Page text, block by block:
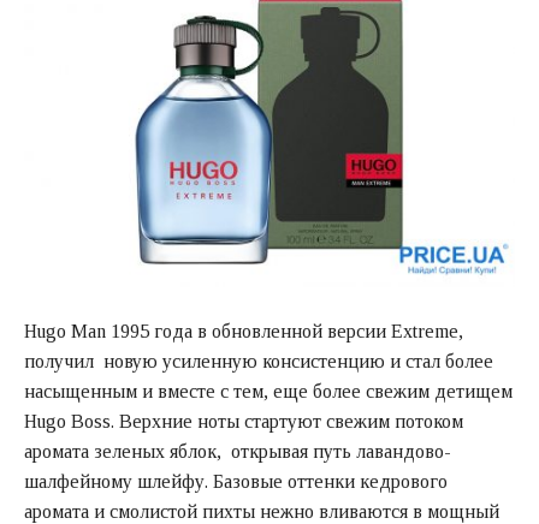
Hugo Man 1995 года в обновленной версии Extreme,
получил новую усиленную консистенцию и стал более
насыщенным и вместе с тем, еще более свежим детищем
Hugo Boss. Верхние ноты стартуют свежим потоком
аромата зеленых яблок, открывая путь лавандово-
шалфейному шлейфу. Базовые оттенки кедрового
аромата и смолистой пихты нежно вливаются в мощный